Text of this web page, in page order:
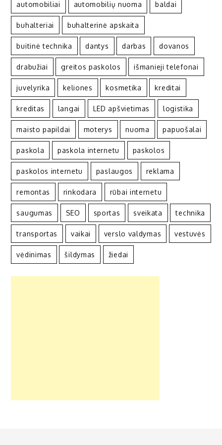
automobiliai automobilių nuoma baldai
buhalteriai buhalterinė apskaita
buitinė technika dantys darbas dovanos
drabužiai greitos paskolos išmanieji telefonai
juvelyrika keliones kosmetika kreditai
kreditas langai LED apšvietimas logistika
maisto papildai moterys nuoma papuošalai
paskola paskola internetu paskolos
paskolos internetu paslaugos reklama
remontas rinkodara rūbai internetu
saugumas SEO sportas sveikata technika
transportas vaikai verslo valdymas vestuvės
vėdinimas šildymas žiedai